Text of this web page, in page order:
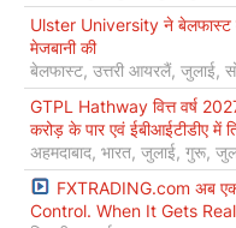
Ulster University ने
मेजबानी की
बेलफास्ट, उत्तरी आयरलैं, जुलाई,
GTPL Hathway वित्त वर्ष
करोड़ के पार एवं ईबीआईटीडीए में
अहमदाबाद, भारत, जुलाई, गुरू,
FXTRADING.com अब
Control. When It Gets